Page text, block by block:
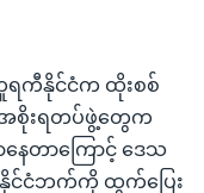
ရကီနိုင်ငံက ထိုးစစ်
အစိုးရတပ်ဖွဲ့တွေက
ေတာကြောင့် ဒေသ
င်ငံဘက်ကို ထွက်ပြေး